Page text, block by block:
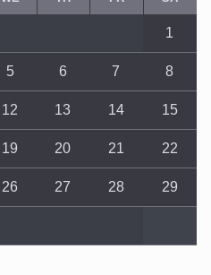
1
5 6 7 8
12 13 14 15
19 20 21 22
26 27 28 29